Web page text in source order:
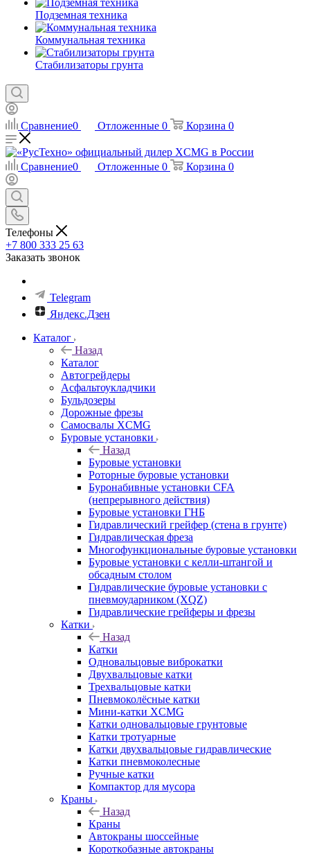
Подземная техника
Коммунальная техника
Стабилизаторы грунта
Сравнение0 Отложенные 0 Корзина 0
Сравнение0 Отложенные 0 Корзина 0
Телефоны
+7 800 333 25 63
Заказать звонок
Telegram
Яндекс.Дзен
Каталог
Назад
Каталог
Автогрейдеры
Асфальтоукладчики
Бульдозеры
Дорожные фрезы
Самосвалы XCMG
Буровые установки
Назад
Буровые установки
Роторные буровые установки
Буронабивные установки CFA
(непрерывного действия)
Буровые установки ГНБ
Гидравлический грейфер (стена в грунте)
Гидравлическая фреза
Многофункциональные буровые установки
Буровые установки с келли-штангой и
обсадным столом
Гидравлические буровые установки с
пневмоударником (XQZ)
Гидравлические грейферы и фрезы
Катки
Назад
Катки
Одновальцовые виброкатки
Двухвальцовые катки
Трехвальцовые катки
Пневмоколёсные катки
Мини-катки XCMG
Катки одновальцовые грунтовые
Катки тротуарные
Катки двухвальцовые гидравлические
Катки пневмоколесные
Ручные катки
Компактор для мусора
Краны
Назад
Краны
Автокраны шоссейные
Короткобазные автокраны